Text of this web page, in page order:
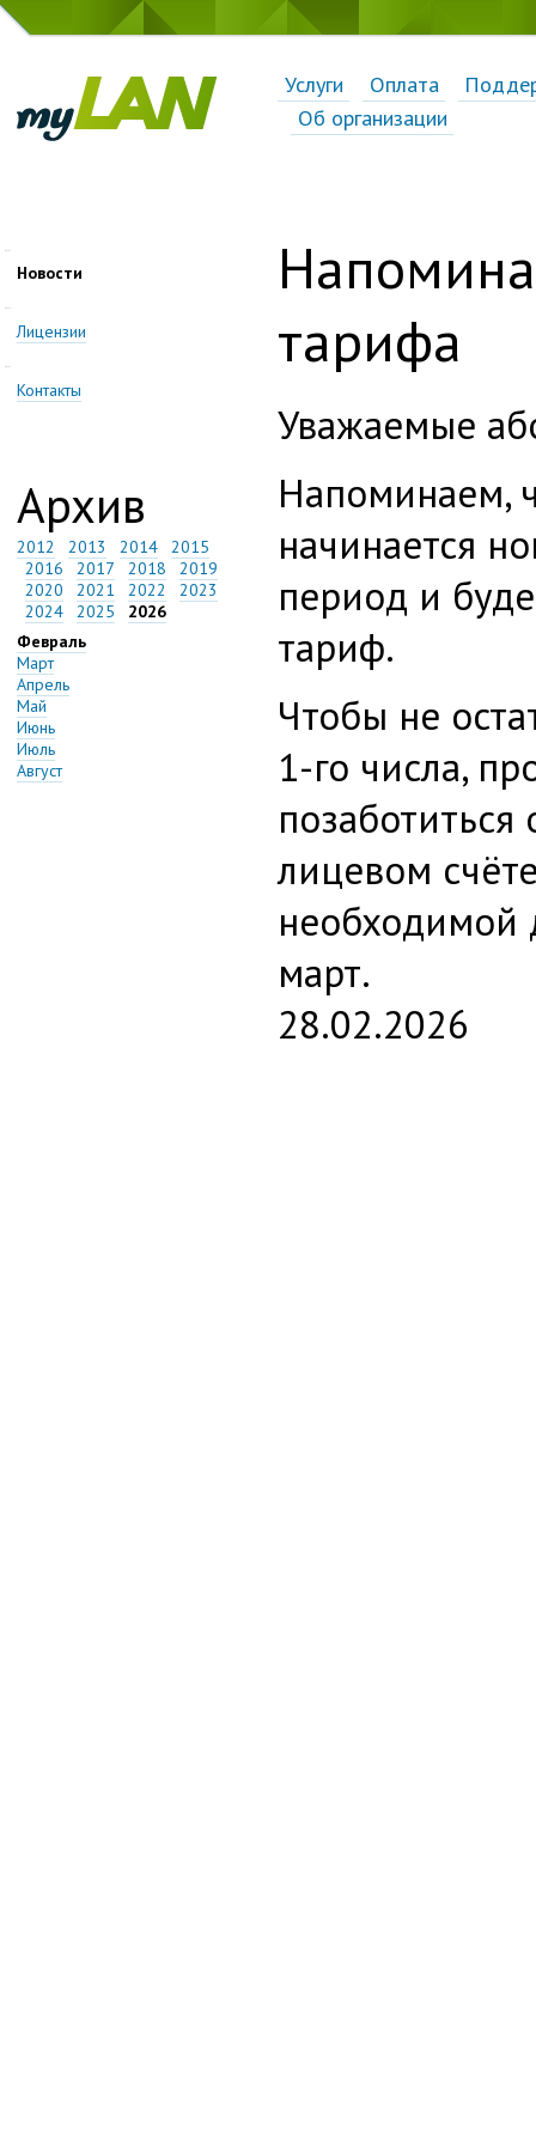
Услуги Оплата
Об организации
Новости
Лицензии
Контакты
Архив
2012 2013 2014
2015
2016
2017 2018
2019
2020
2021 2022
2023
2024
2025
2026
Февраль
Март
Апрель
Май
Июнь
Июль
Август
тарифа
Уважаемые
Напоминаем,
начинается
период и
тариф.
Чтобы не
1-го числа,
лицевом
необходимой
март.
28.02.2026